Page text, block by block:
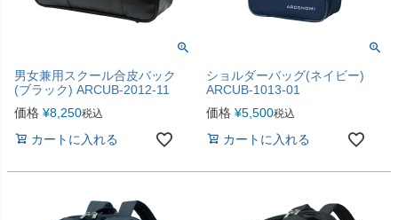
男女兼用スクール合皮バック
(ブラック) ARCUB-2012-11
価格 ¥8,250税込
カートに入れる
ショルダーバッグ(ネイビー)
ARCUB-1013-01
価格 ¥5,500税込
カートに入れる